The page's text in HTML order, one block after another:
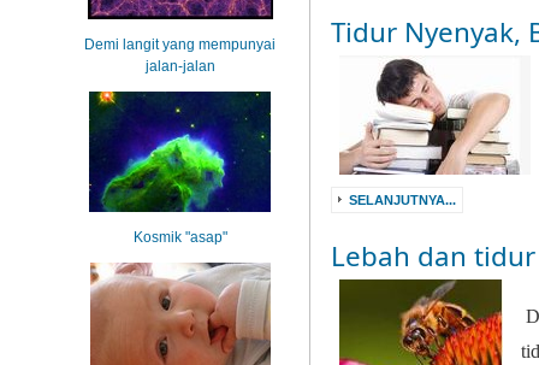
Tidur Nyenyak,
SELANJUTNYA...
Lebah dan tidur
Demi langit yang mempunyai
jalan-jalan
Kosmik "asap"